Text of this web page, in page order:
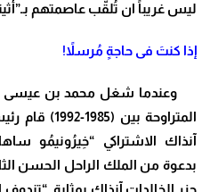
ليس غريباً ان تُلقّب عاصمتهم بـ”أثينا
إذا كنتَ فى حاجةٍ مُرسلاً!
وعندما شغل محمد بن عيسى
المتراوحة
آنذاك الاشتراكي “خِيرُونيمُو
بدعوة من الملك الراحل الحسن